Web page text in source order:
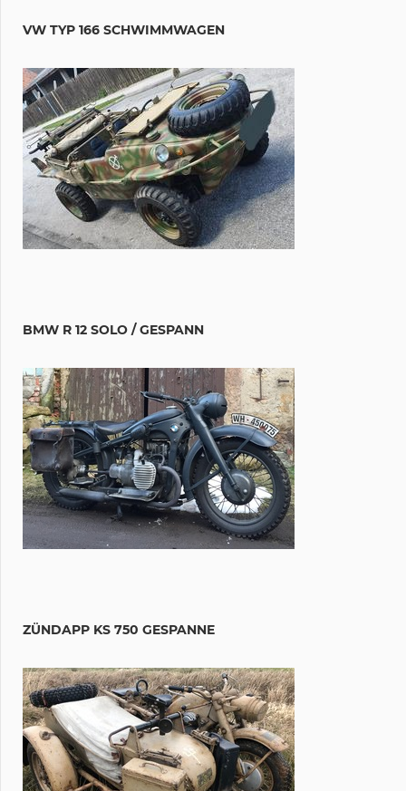
VW TYP 166 SCHWIMMWAGEN
BMW R 12 SOLO / GESPANN
ZÜNDAPP KS 750 GESPANNE